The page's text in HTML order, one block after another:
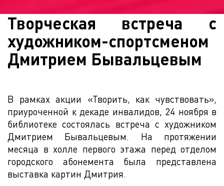
Творческая встреча с
художником-спортсменом
Дмитрием Бывальцевым
В рамках акции «Творить, как чувствовать»,
приуроченной к декаде инвалидов, 24 ноября в
библиотеке состоялась встреча с художником
Дмитрием Бывальцевым. На протяжении
месяца в холле первого этажа перед отделом
городского абонемента была представлена
выставка картин Дмитрия.